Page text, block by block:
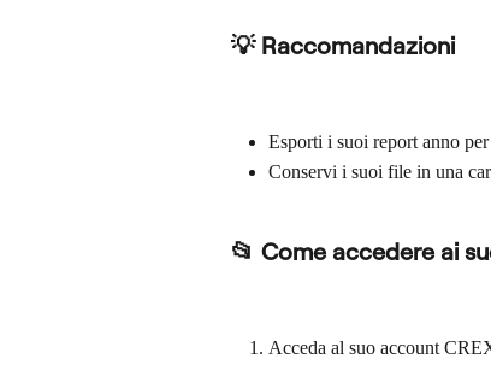
💡 Raccomandazioni
Esporti i suoi report anno
Conservi i suoi file in una
📂 Come accedere ai
Acceda al suo account